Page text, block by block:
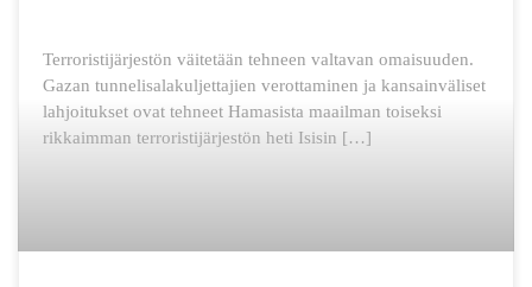
Terroristijärjestön väitetään tehneen valtavan omaisuuden.
Gazan tunnelisalakuljettajien verottaminen ja kansainväliset
lahjoitukset ovat tehneet Hamasista maailman toiseksi
rikkaimman terroristijärjestön heti Isisin […]